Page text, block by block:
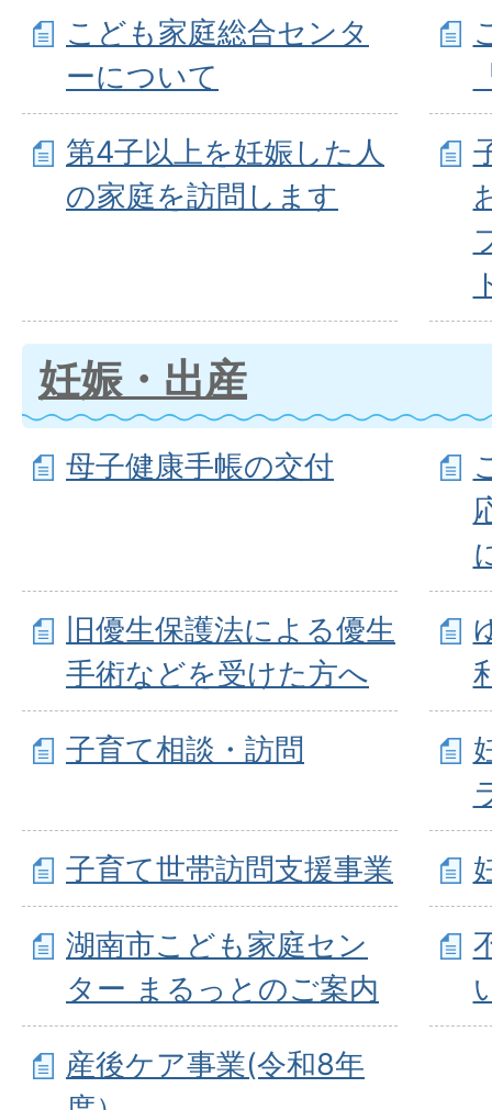
こども家庭総合センタ
ーについて
第4子以上を妊娠した人
の家庭を訪問します
妊娠・出産
母子健康手帳の交付
旧優生保護法による優生
手術などを受けた方へ
子育て相談・訪問
子育て世帯訪問支援事業
湖南市こども家庭セン
ター まるっとのご案内
産後ケア事業(令和8年